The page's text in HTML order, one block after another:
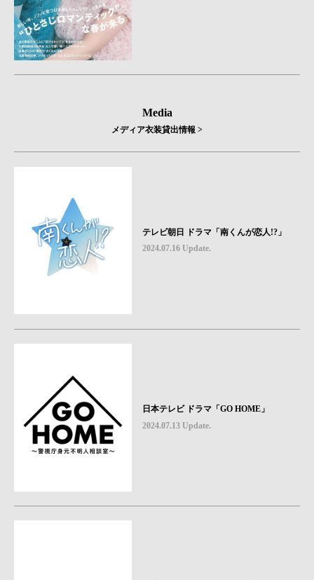
Media
メディア衣装貸出情報 >
テレビ朝日 ドラマ「南くんが恋人!?」
2024.07.16 Update.
日本テレビ ドラマ「GO HOME」
2024.07.13 Update.